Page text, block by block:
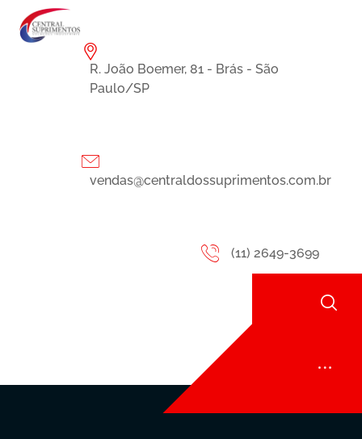
R. João Boemer, 81 - Brás - São
Paulo/SP
vendas@centraldossuprimentos.com.br
(11) 2649-3699